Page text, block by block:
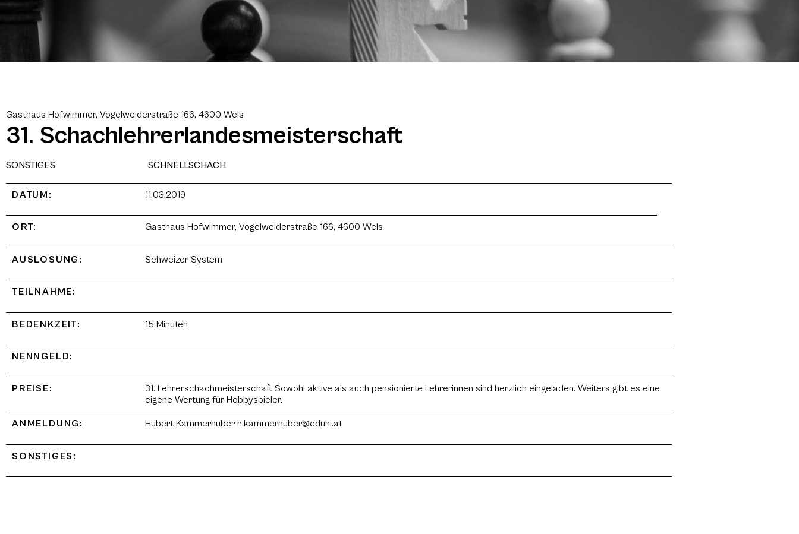
Gasthaus Hofwimmer, Vogelweiderstraße 166, 4600 Wels
31. Schachlehrerlandesmeisterschaft
SONSTIGES SCHNELLSCHACH
DATUM: 11.03.2019
ORT: Gasthaus Hofwimmer, Vogelweiderstraße 166, 4600 Wels
AUSLOSUNG: Schweizer System
TEILNAHME:
BEDENKZEIT: 15 Minuten
NENNGELD:
PREISE:
31. Lehrerschachmeisterschaft Sowohl aktive als auch pensionierte Lehrerinnen sind herzlich eingeladen. Weiters gibt es eine
eigene Wertung für Hobbyspieler.
ANMELDUNG: Hubert Kammerhuber h.kammerhuber@eduhi.at
SONSTIGES: